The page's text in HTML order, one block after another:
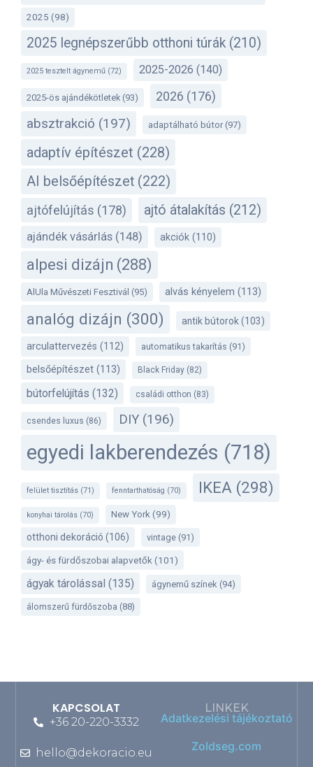
2025 (98)
2025 legnépszerűbb otthoni túrák (210)
2025 tesztelt ágynemű (72) 2025-2026 (140)
2025-ös ajándékötletek (93) 2026 (176)
absztrakció (197) adaptálható bútor(97)
adaptív építészet (228)
AI belsőépítészet (222)
ajtófelújítás (178) ajtó átalakítás (212)
ajándék vásárlás (148) akciók (110)
alpesi dizájn (288)
AlUla Művészeti Fesztivál (95) alvás kényelem (113)
analóg dizájn (300) antik bútorok (103)
arculattervezés (112) automatikus takarítás (91)
belsőépítészet (113) Black Friday (82)
bútorfelújítás (132) családi otthon (83)
csendes luxus (86) DIY (196)
egyedi lakberendezés (718)
felület tisztítás (71) fenntarthatóság (70) IKEA (298)
konyhai tárolás (70) New York (99)
otthoni dekoráció (106) vintage (91)
ágy- és fürdőszobai alapvetők (101)
ágyak tárolással (135) ágynemű színek (94)
álomszerű fürdőszoba (88)
KAPCSOLAT
+36 20-220-3332
hello@dekoracio.eu
LINKEK
Adatkezelési tájékoztató
Zoldseg.com